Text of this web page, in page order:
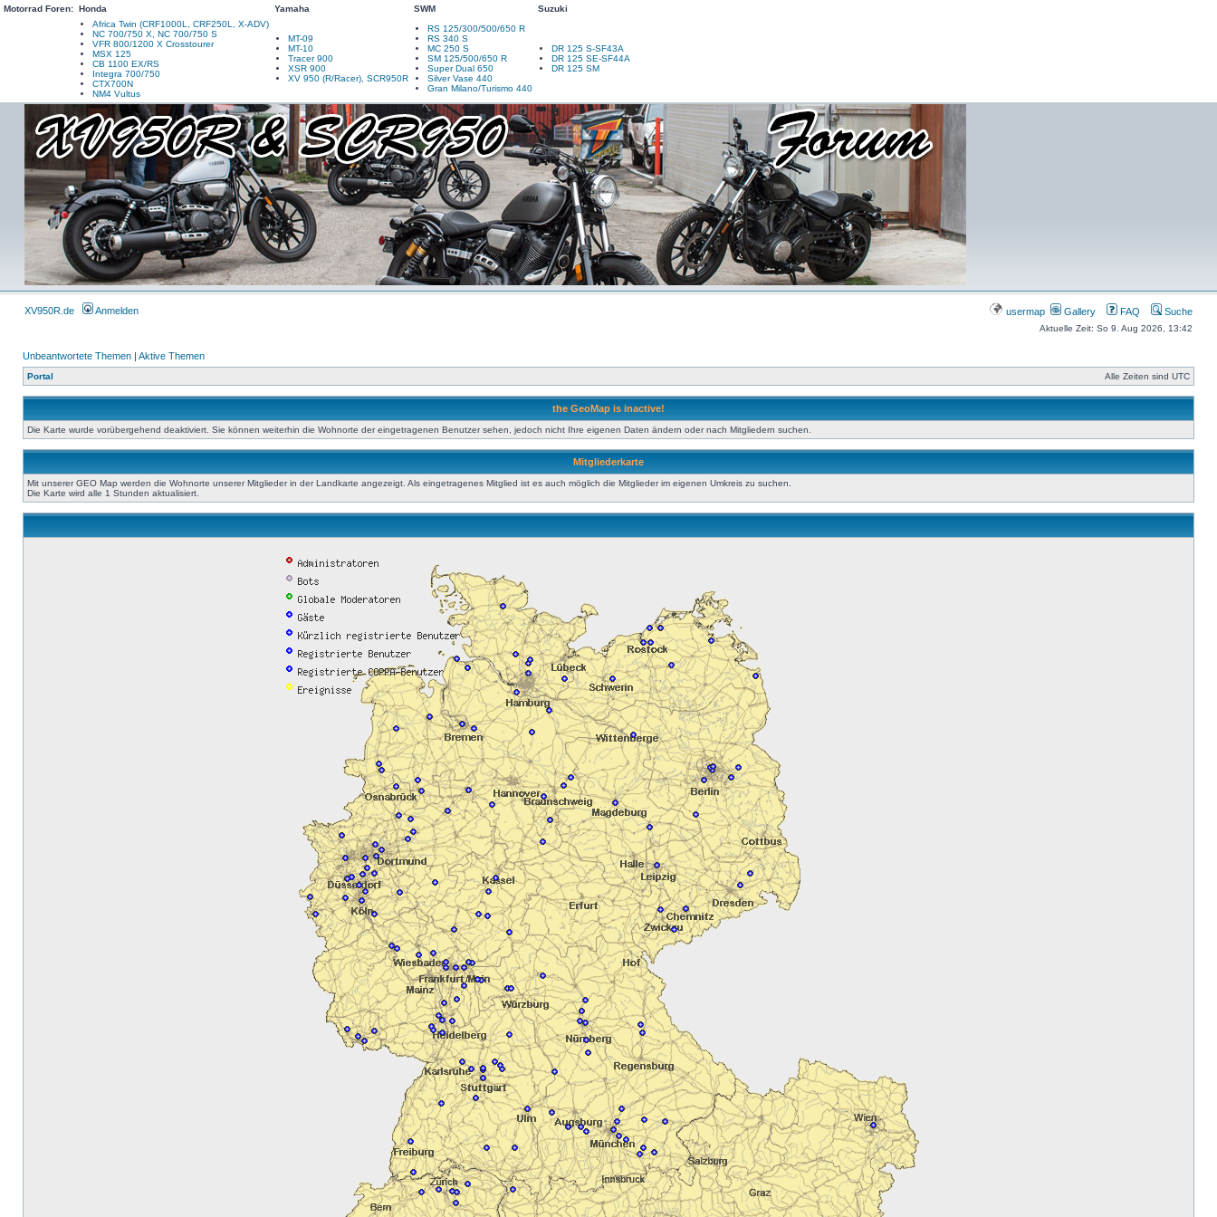
Motorrad Foren: Honda Yamaha SWM
Suzuki
Africa Twin (CRF1000L, CRF250L, X-ADV)
NC 700/750 X, NC 700/750 S
VFR 800/1200 X Crosstourer
MSX 125
CB 1100 EX/RS
Integra 700/750
CTX700N
NM4 Vultus
MT-09
MT-10
Tracer 900
XSR 900
XV 950 (R/Racer), SCR950R
RS 125/300/500/650 R
RS 340 S
MC 250 S
SM 125/500/650 R
Super Dual 650
Silver Vase 440
Gran Milano/Turismo 440
DR 125 S-SF43A
DR 125 SE-SF44A
DR 125 SM
XV950R.de Anmelden usermap Gallery FAQ Suche
Aktuelle Zeit: So 9. Aug 2026, 13:42
Unbeantwortete Themen | Aktive Themen
Portal Alle Zeiten sind UTC
the GeoMap is inactive!
Die Karte wurde vorübergehend deaktiviert. Sie können weiterhin die Wohnorte der eingetragenen Benutzer sehen, jedoch nicht Ihre eigenen Daten ändern oder nach Mitgliedern suchen.
Mitgliederkarte
Mit unserer GEO Map werden die Wohnorte unserer Mitglieder in der Landkarte angezeigt. Als eingetragenes Mitglied ist es auch möglich die Mitglieder im eigenen Umkreis zu suchen.
Die Karte wird alle 1 Stunden aktualisiert.